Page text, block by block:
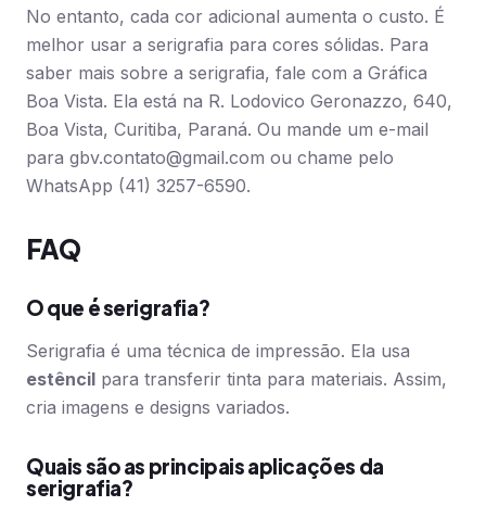
No entanto, cada cor adicional aumenta o custo. É
melhor usar a serigrafia para cores sólidas. Para
saber mais sobre a serigrafia, fale com a Gráfica
Boa Vista. Ela está na R. Lodovico Geronazzo, 640,
Boa Vista, Curitiba, Paraná. Ou mande um e-mail
para gbv.contato@gmail.com ou chame pelo
WhatsApp (41) 3257-6590.
FAQ
O que é serigrafia?
Serigrafia é uma técnica de impressão. Ela usa
estêncil para transferir tinta para materiais. Assim,
cria imagens e designs variados.
Quais são as principais aplicações da
serigrafia?